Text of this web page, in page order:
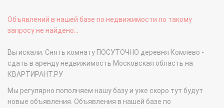
Объявлений в нашей базе по недвижимости по такому
запросу не найдено...
Вы искали: Снять комнату ПОСУТОЧНО деревня Комлево -
сдать в аренду недвижимость Московская область на
КВАРТИРАНТ.РУ
Мы регулярно пополняем нашу базу и уже скоро тут будут
новые объявления. Объявления в нашей базе по